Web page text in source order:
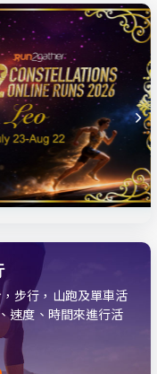
步行，山跑及單車活
速度、時間來進行活